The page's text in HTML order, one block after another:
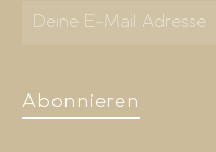
Abonnieren